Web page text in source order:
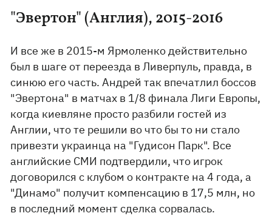
"Эвертон" (Англия), 2015-2016
И все же в 2015-м Ярмоленко действительно
был в шаге от переезда в Ливерпуль, правда, в
синюю его часть. Андрей так впечатлил боссов
"Эвертона" в матчах в 1/8 финала Лиги Европы,
когда киевляне просто разбили гостей из
Англии, что те решили во что бы то ни стало
привезти украинца на "Гудисон Парк". Все
английские СМИ подтвердили, что игрок
договорился с клубом о контракте на 4 года, а
"Динамо" получит компенсацию в 17,5 млн, но
в последний момент сделка сорвалась.